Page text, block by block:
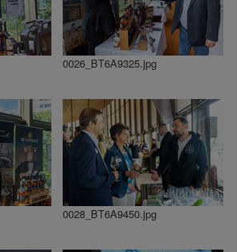
0026_BT6A9325.jpg
0028_BT6A9450.jpg